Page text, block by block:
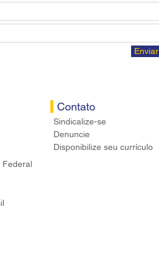
Enviar
Federal
Contato
Sindicalize-se
Denuncie
Disponibilize seu currículo